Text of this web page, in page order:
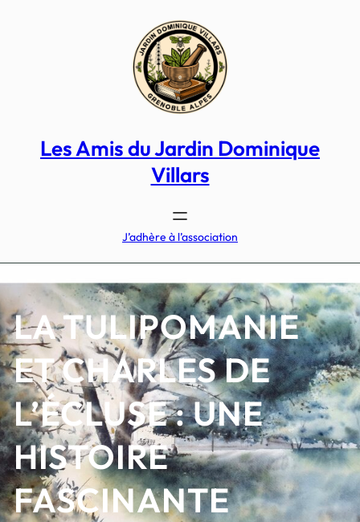
Les Amis du Jardin Dominique
Villars
J’adhère à l’association
LA TULIPOMANIE
ET CHARLES DE
L’ÉCLUSE : UNE
HISTOIRE
FASCINANTE